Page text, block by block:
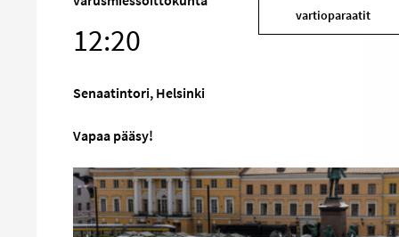
12:20
vartioparaatit
Senaatintori, Helsinki
Vapaa pääsy!